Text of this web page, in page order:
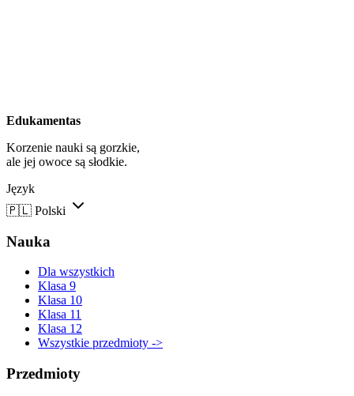
Edukamentas
Korzenie nauki są gorzkie,
ale jej owoce są słodkie.
Język
🇵🇱 Polski
Nauka
Dla wszystkich
Klasa 9
Klasa 10
Klasa 11
Klasa 12
Wszystkie przedmioty ->
Przedmioty